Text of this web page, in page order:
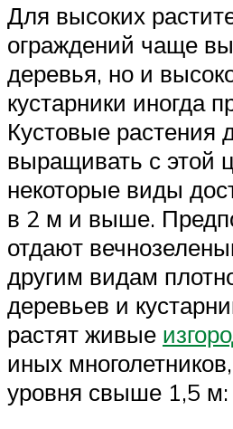
Для высоких
ограждений чаще
деревья, но и
кустарники иногда
Кустовые растения
выращивать с этой
некоторые виды
в 2 м и выше.
отдают
другим видам
деревьев и
растят живые
иных
уровня свыше 1,5 м: